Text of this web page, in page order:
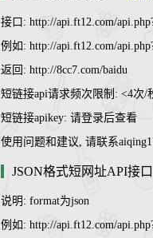
接口: http://api.ft12.com/
例如: http://api.ft12.com/
返回: http://8cc7.com/baidu
短链接api请求频次限制: <4次/
短链接apikey: 请登录后查看
使用问题和建议, 请联系
JSON格式短网址API接口
说明: format为json
例如: http://api.ft12.com/